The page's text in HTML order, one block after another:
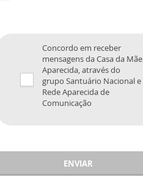
Concordo em receber
mensagens da Casa da Mãe
Aparecida, através do
grupo Santuário Nacional e
Rede Aparecida de
Comunicação
ENVIAR